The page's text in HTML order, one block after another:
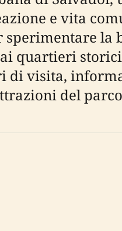
e vita
sperimentare la
quartieri
di visita,
del